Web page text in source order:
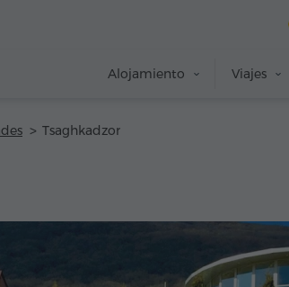
Alojamiento Viajes
Tsaghkadzor